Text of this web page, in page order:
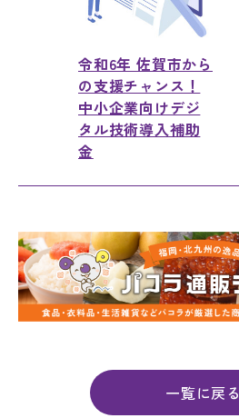
令和6年 佐賀市から
の支援チャンス！
中小企業向けデジ
タル技術導入補助
金
一覧に戻る